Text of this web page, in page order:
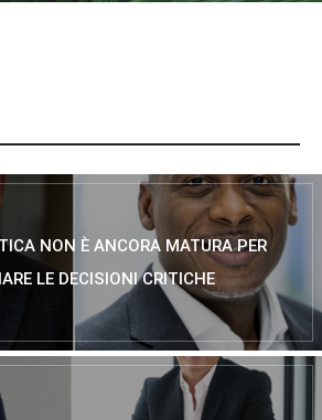
NON È ANCORA MATURA PER
LE DECISIONI CRITICHE